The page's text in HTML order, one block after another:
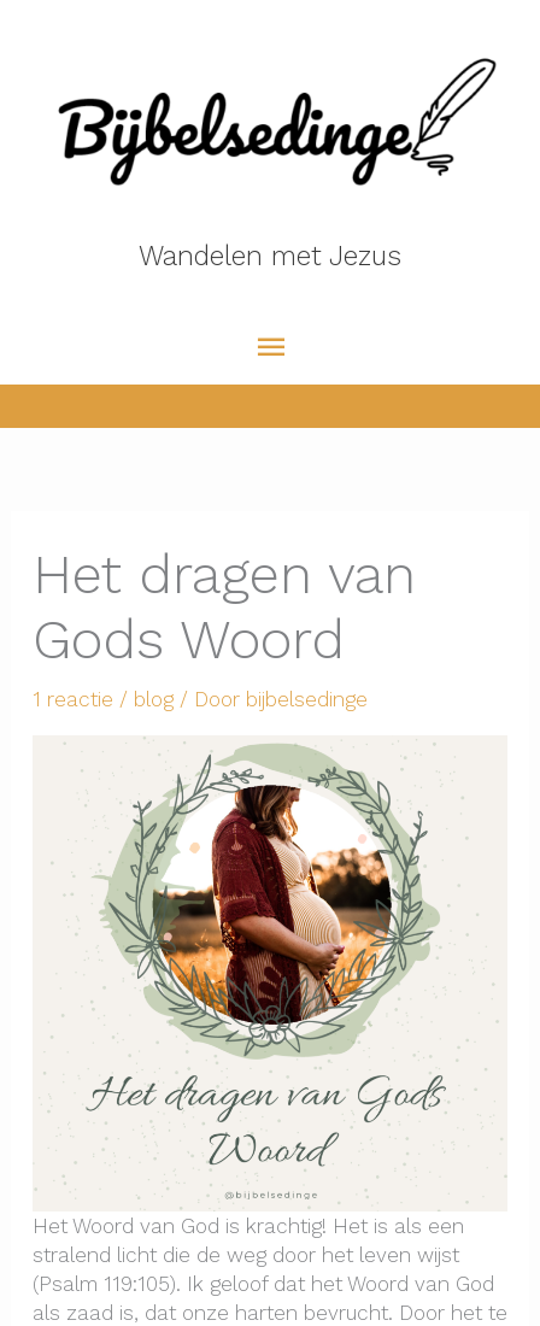
inhoud
Wandelen met Jezus
Hoofdmenu
Het dragen van
Gods Woord
1 reactie / blog/ Door bijbelsedinge
Het Woord van God is krachtig! Het is als een
stralend licht die de weg door het leven wijst
(Psalm 119:105). Ik geloof dat het Woord van God
als zaad is, dat onze harten bevrucht. Door het te